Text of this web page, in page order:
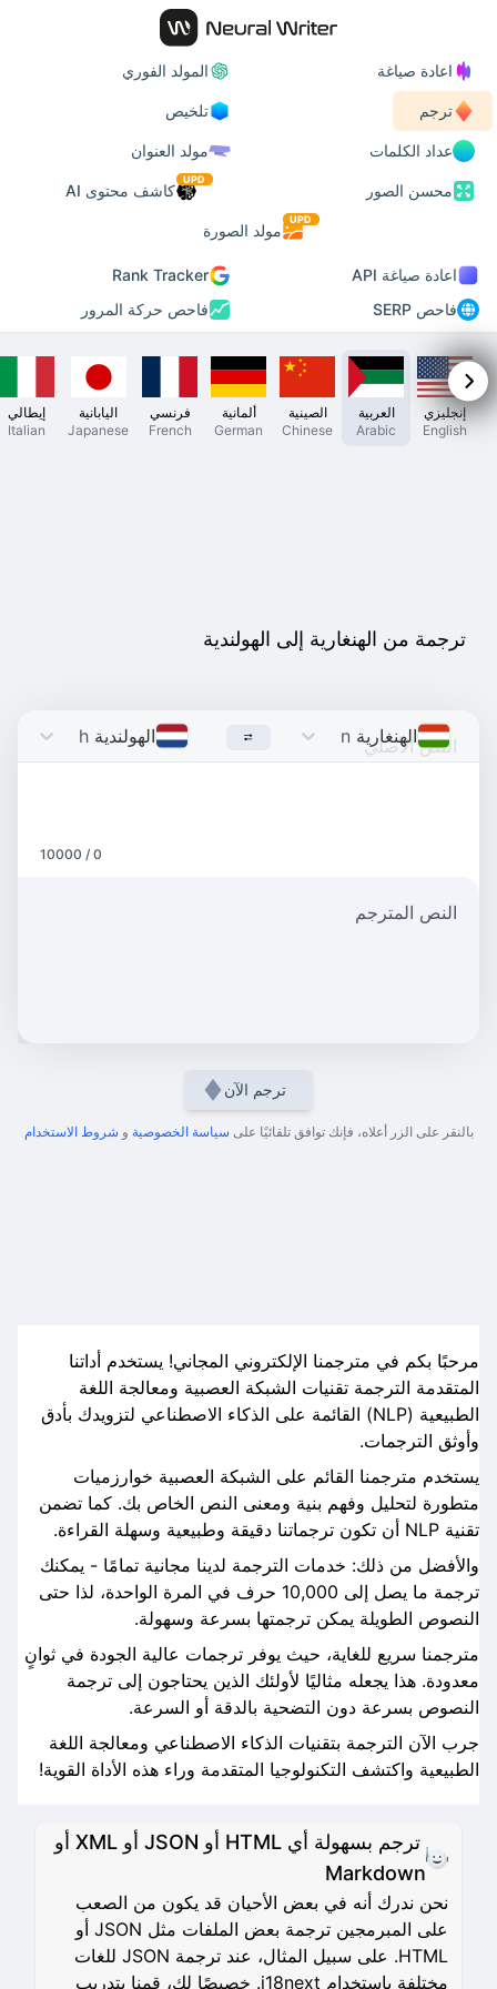
اعادة صياغة المولد الفوري
ترجم تلخيص
عداد الكلمات مولد العنوان
محسن الصور كاشف محتوى AI
UPD
مولد الصورة
UPD
اعادة صياغة API
Rank Tracker
فاحص SERP
فاحص حركة المرور
إنجليزي
English
العربية
Arabic
الصينية
Chinese
ألمانية
German
فرنسي
French
اليابانية
Japanese
إيطالي
Italian
ترجمة من الهنغارية إلى الهولندية
الهنغارية Hungarian الهولندية Dutch
0 / 10000
النص المترجم
ترجم الآن
بالنقر على الزر أعلاه، فإنك توافق تلقائيًا على سياسة الخصوصية و شروط الاستخدام
مرحبًا بكم في مترجمنا الإلكتروني المجاني! يستخدم أداتنا
المتقدمة الترجمة تقنيات الشبكة العصبية ومعالجة اللغة
الطبيعية (NLP) القائمة على الذكاء الاصطناعي لتزويدك بأدق
وأوثق الترجمات.
يستخدم مترجمنا القائم على الشبكة العصبية خوارزميات
متطورة لتحليل وفهم بنية ومعنى النص الخاص بك. كما تضمن
تقنية NLP أن تكون ترجماتنا دقيقة وطبيعية وسهلة القراءة.
والأفضل من ذلك: خدمات الترجمة لدينا مجانية تمامًا - يمكنك
ترجمة ما يصل إلى 10,000 حرف في المرة الواحدة، لذا حتى
النصوص الطويلة يمكن ترجمتها بسرعة وسهولة.
مترجمنا سريع للغاية، حيث يوفر ترجمات عالية الجودة في ثوانٍ
معدودة. هذا يجعله مثاليًا لأولئك الذين يحتاجون إلى ترجمة
النصوص بسرعة دون التضحية بالدقة أو السرعة.
جرب الآن الترجمة بتقنيات الذكاء الاصطناعي ومعالجة اللغة
الطبيعية واكتشف التكنولوجيا المتقدمة وراء هذه الأداة القوية!
ترجم بسهولة أي HTML أو JSON أو XML أو
Markdown
نحن ندرك أنه في بعض الأحيان قد يكون من الصعب
على المبرمجين ترجمة بعض الملفات مثل JSON أو
HTML. على سبيل المثال، عند ترجمة JSON للغات
مختلفة باستخدام i18next. خصيصًا لك، قمنا بتدريب